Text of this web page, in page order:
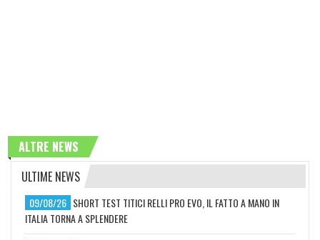
ALTRE NEWS
ULTIME NEWS
09/08/26 SHORT TEST TITICI RELLI PRO EVO, IL FATTO A MANO IN
ITALIA TORNA A SPLENDERE